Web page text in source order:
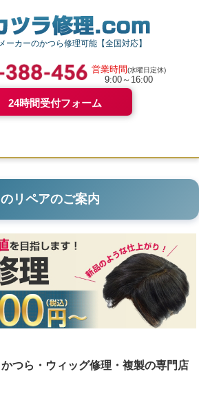
ーカーのかつら修理可能【全国対応】
営業時間(水曜日定休)
9:00～16:00
24時間受付フォーム
リペアのご案内
つら・ウィッグ修理・複製の専門店